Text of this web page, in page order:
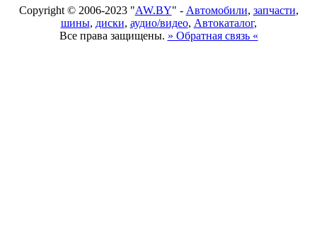
Copyright © 2006-2023 "AW.BY" - Автомобили, запчасти,
шины, диски, аудио/видео, Автокаталог,
Все права защищены. » Обратная связь «